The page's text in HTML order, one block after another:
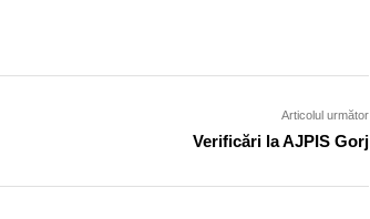
Articolul următor
Verificări la AJPIS Gorj